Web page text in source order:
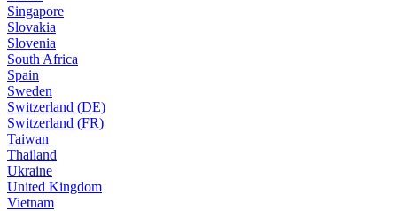
Singapore
Slovakia
Slovenia
South Africa
Spain
Sweden
Switzerland (DE)
Switzerland (FR)
Taiwan
Thailand
Ukraine
United Kingdom
Vietnam